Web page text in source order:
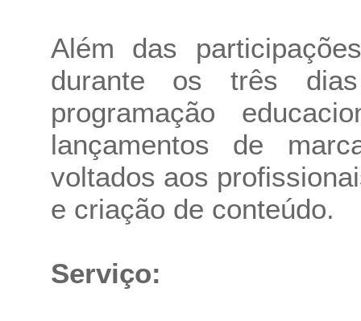
Além das
durante os três
programação
lançamentos de
voltados aos
e criação de conteúdo.
Serviço: